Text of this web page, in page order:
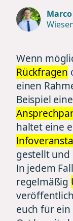
Wenn
Rückfragen
einen
Beispiel
haltet eine
gestellt
In jedem
regelmäßig
euch für ein